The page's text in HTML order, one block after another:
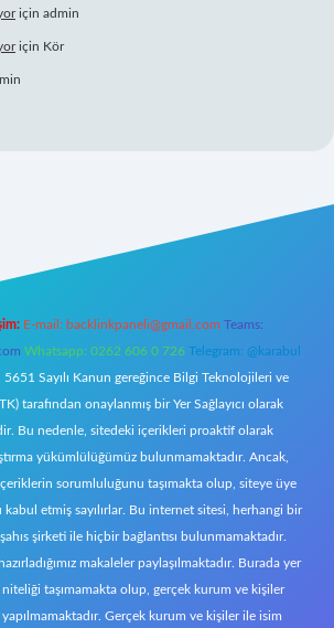
için admin
için Kör
E-mail: backlinkpaneli@gmail.com Teams:
Whatsapp: 0262 606 0 726 Telegram: @karabul
5651 Sayılı Kanun gereğince Bilgi Teknolojileri ve
tarafından onaylanmış bir Yer Sağlayıcı olarak
Bu nedenle, sitedeki içerikleri proaktif olarak
yükümlülüğümüz bulunmamaktadır. Ancak,
sorumluluğunu taşımakta olup, siteye üye
etmiş sayılırlar. Bu internet sitesi, herhangi bir
şirketi ile hiçbir bağlantısı bulunmamaktadır.
makaleler paylaşılmaktadır. Burada yer
taşımamakta olup, gerçek kurum ve kişiler
yapılmamaktadır. Gerçek kurum ve kişiler ile isim